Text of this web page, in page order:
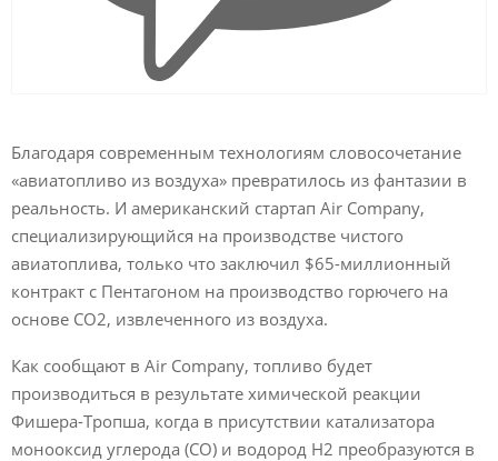
Благодаря современным технологиям словосочетание
«авиатопливо из воздуха» превратилось из фантазии в
реальность. И американский стартап Air Company,
специализирующийся на производстве чистого
авиатоплива, только что заключил $65-миллионный
контракт с Пентагоном на производство горючего на
основе СО2, извлеченного из воздуха.
Как сообщают в Air Company, топливо будет
производиться в результате химической реакции
Фишера-Тропша, когда в присутствии катализатора
монооксид углерода (СО) и водород Н2 преобразуются в